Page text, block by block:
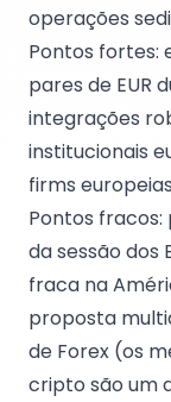
operações
Pontos fortes:
pares de EUR
integrações
institucionais
firms
Pontos fracos:
da sessão dos
fraca na
proposta
de Forex (os
cripto são um